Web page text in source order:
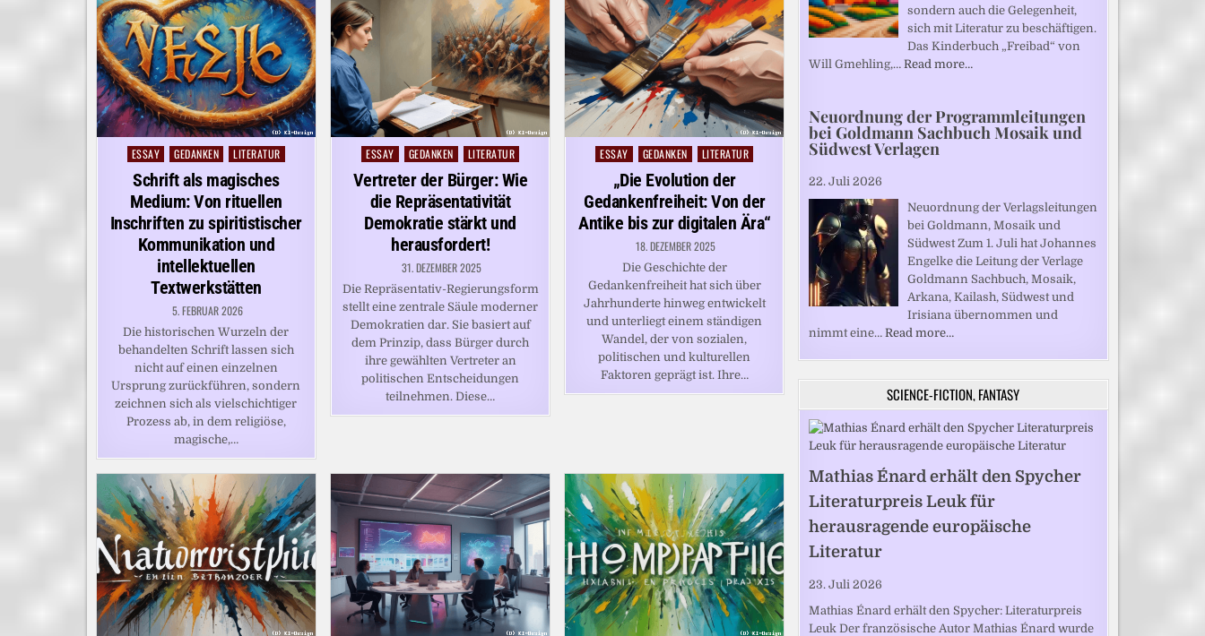
Posted
in
ESSAY GEDANKEN LITERATUR
Schrift als magisches
Medium: Von rituellen
Inschriften zu spiritistischer
Kommunikation und
intellektuellen
Textwerkstätten
5. FEBRUAR 2026
Die historischen Wurzeln der
behandelten Schrift lassen sich
nicht auf einen einzelnen
Ursprung zurückführen, sondern
zeichnen sich als vielschichtiger
Prozess ab, in dem religiöse,
magische,…
Posted
in
ESSAY GEDANKEN LITERATUR
Vertreter der Bürger: Wie
die Repräsentativität
Demokratie stärkt und
herausfordert!
31. DEZEMBER 2025
Die Repräsentativ-Regierungsform
stellt eine zentrale Säule moderner
Demokratien dar. Sie basiert auf
dem Prinzip, dass Bürger durch
ihre gewählten Vertreter an
politischen Entscheidungen
teilnehmen. Diese…
Posted
ESSAY GEDANKEN LITERATUR
„Die Evolution der
Gedankenfreiheit: Von der
Antike bis zur digitalen Ära“
18. DEZEMBER 2025
Die Geschichte der
Gedankenfreiheit hat sich über
Jahrhunderte hinweg entwickelt
und unterliegt einem ständigen
Wandel, der von sozialen,
politischen und kulturellen
Faktoren geprägt ist. Ihre…
sondern auch die Gelegenheit,
sich mit Literatur zu beschäftigen.
Das Kinderbuch „Freibad“ von
Will Gmehling,… Read more…
Neuordnung der Programmleitungen
bei Goldmann Sachbuch Mosaik und
Südwest Verlagen
22. Juli 2026
Neuordnung der Verlagsleitungen
bei Goldmann, Mosaik und
Südwest Zum 1. Juli hat Johannes
Engelke die Leitung der Verlage
Goldmann Sachbuch, Mosaik,
Arkana, Kailash, Südwest und
Irisiana übernommen und
nimmt eine… Read more…
SCIENCE-FICTION, FANTASY
Mathias Énard erhält den Spycher
Literaturpreis Leuk für
herausragende europäische
Literatur
23. Juli 2026
Mathias Énard erhält den Spycher: Literaturpreis
Leuk Der französische Autor Mathias Énard wurde